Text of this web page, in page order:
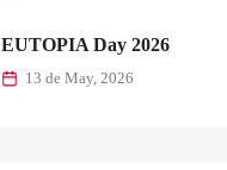
EUTOPIA Day 2026
13 de May, 2026